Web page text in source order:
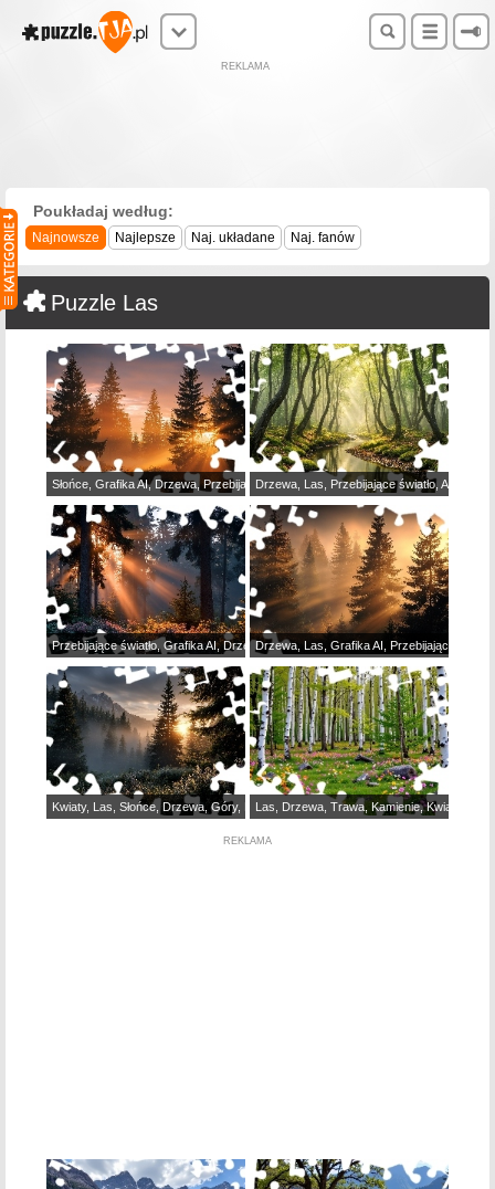
REKLAMA
Poukładaj według:
Najnowsze Najlepsze Naj. układane Naj. fanów
Puzzle Las
Słońce, Grafika AI, Drzewa, Przebijające światło, LasDrzewa, Las, Przebijające światło, AI, Mech,
Przebijające światło, Grafika AI, Drzewa, Rośliny, LasDrzewa, Las, Grafika AI, Przebijające światło
Kwiaty, Las, Słońce, Drzewa, Góry, Rośliny, Grafika AILas, Drzewa, Trawa, Kamienie, Kwiaty,
REKLAMA